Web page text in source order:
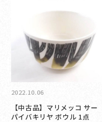
2022.10.06
【中古品】マリメッコ サー
パイバキリヤ ボウル 1点